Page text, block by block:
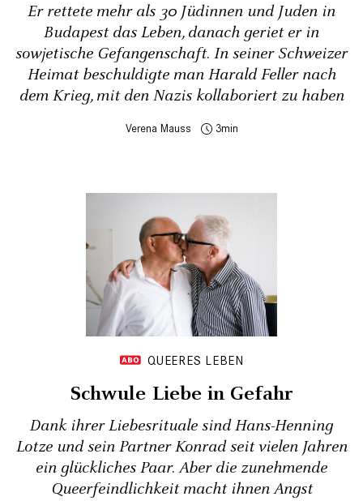
Er rettete mehr als 30 Jüdinnen und Juden in
Budapest das Leben, danach geriet er in
sowjetische Gefangenschaft. In seiner Schweizer
Heimat beschuldigte man Harald Feller nach
dem Krieg, mit den Nazis kollaboriert zu haben
Verena Mauss 3
QUEERES LEBEN
Schwule Liebe in Gefahr
Dank ihrer Liebesrituale sind Hans-Henning
Lotze und sein Partner Konrad seit vielen Jahren
ein glückliches Paar. Aber die zunehmende
Queerfeindlichkeit macht ihnen Angst